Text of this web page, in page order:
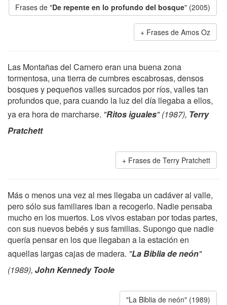
Frases de "De repente en lo profundo del bosque" (2005)
Frases de Amos Oz
Las Montañas del Carnero eran una buena zona
tormentosa, una tierra de cumbres escabrosas, densos
bosques y pequeños valles surcados por ríos, valles tan
profundos que, para cuando la luz del día llegaba a ellos,
ya era hora de marcharse. "Ritos iguales" (1987), Terry
Pratchett
Frases de Terry Pratchett
Más o menos una vez al mes llegaba un cadáver al valle,
pero sólo sus familiares iban a recogerlo. Nadie pensaba
mucho en los muertos. Los vivos estaban por todas partes,
con sus nuevos bebés y sus familias. Supongo que nadie
quería pensar en los que llegaban a la estación en
aquellas largas cajas de madera. "La Biblia de neón"
(1989), John Kennedy Toole
"La Biblia de neón" (1989)